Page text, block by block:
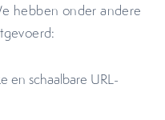
hebben onder andere
en schaalbare URL-